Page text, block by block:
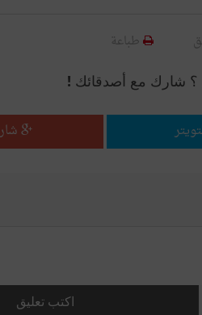
طباعة
؟ شارك مع أصدقائك !
اكتب تعليق